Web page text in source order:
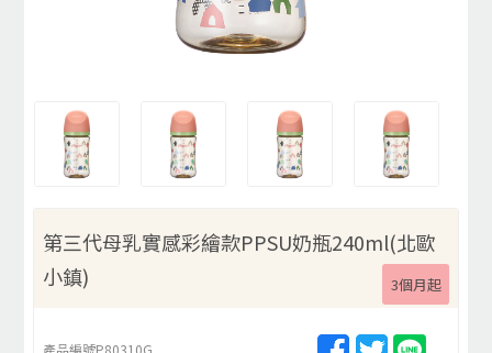
第三代母乳實感彩繪款PPSU奶瓶240ml(北歐
小鎮)
3個月起
產品編號P80310G